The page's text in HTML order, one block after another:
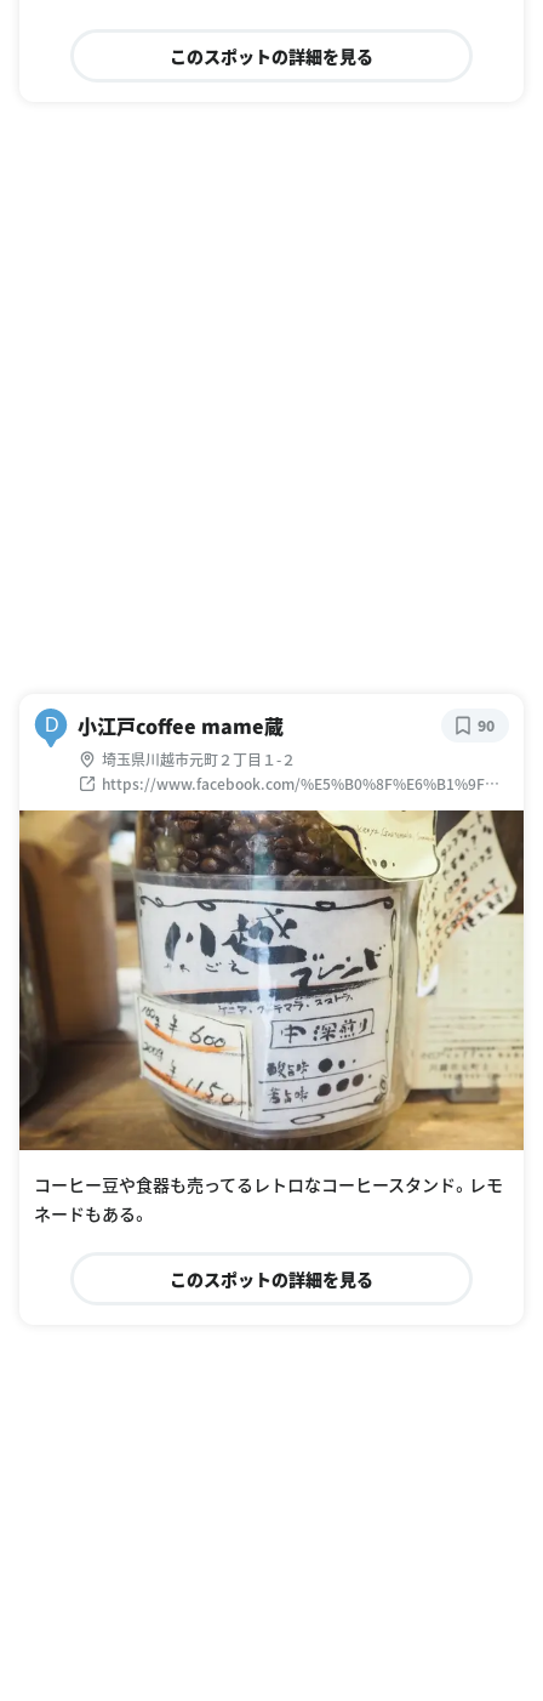
このスポットの詳細を見る
D 小江戸coffee mame蔵
埼玉県川越市元町２丁目１-２
https://www.facebook.com/%E5%B0%8F%E6%B1%9F%E
6%88%B8coffeemame%E8%94%B5-301402003297961/
90
コーヒー豆や食器も売ってるレトロなコーヒースタンド。レモ
ネードもある。
このスポットの詳細を見る